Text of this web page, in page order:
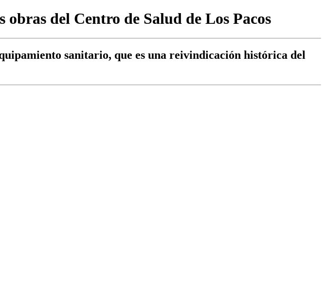
del Centro de Salud de Los Pacos
sanitario, que es una reivindicación histórica del